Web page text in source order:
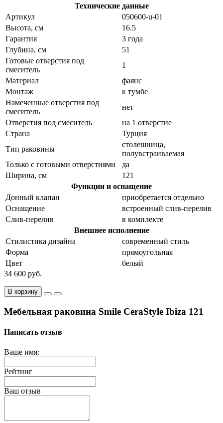
Технические данные
Артикул
050600-u-01
Высота, см
16.5
Гарантия
3 года
Глубина, см
51
Готовые отверстия под
смеситель
1
Материал
фаянс
Монтаж
к тумбе
Намеченные отверстия под
смеситель
нет
Отверстия под смеситель
на 1 отверстие
Страна
Турция
Тип раковины
столешница,
полувстраиваемая
Только с готовыми отверстиями
да
Ширина, см
121
Функции и оснащение
Донный клапан
приобретается отдельно
Оснащение
встроенный слив-перелив
Слив-перелив
в комплекте
Внешнее исполнение
Стилистика дизайна
современный стиль
Форма
прямоугольная
Цвет
белый
34 600 руб.
В корзину
Мебельная раковина Smile CeraStyle Ibiza 121
Написать отзыв
Ваше имя:
Рейтинг
Ваш отзыв